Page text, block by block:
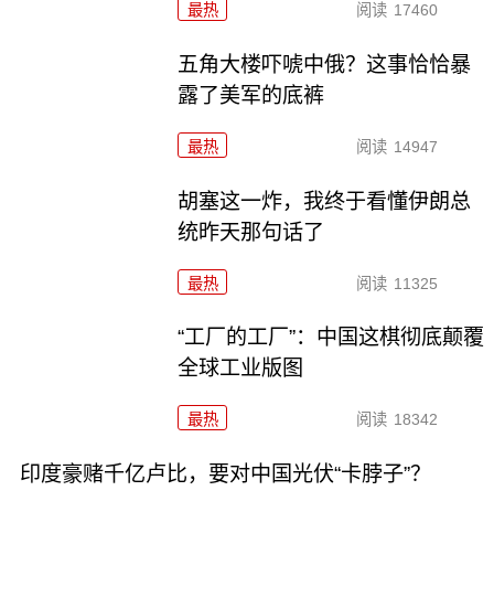
最热 阅读 17460
五角大楼吓唬中俄？这事恰恰暴
露了美军的底裤
最热 阅读 14947
胡塞这一炸，我终于看懂伊朗总
统昨天那句话了
最热 阅读 11325
“工厂的工厂”：中国这棋彻底颠覆
全球工业版图
最热 阅读 18342
印度豪赌千亿卢比，要对中国光伏“卡脖子”？